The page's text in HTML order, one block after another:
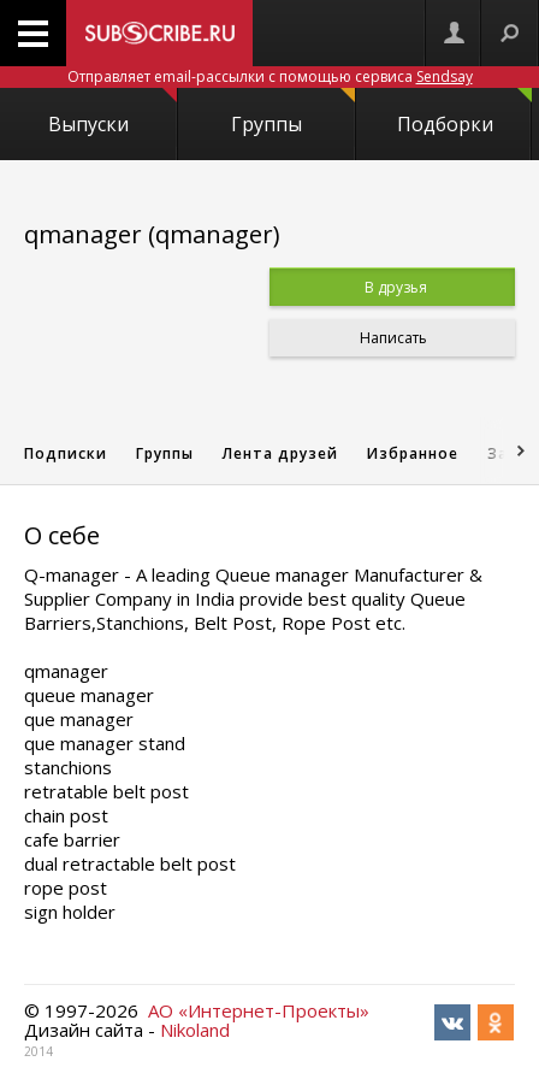
Отправляет email-рассылки с помощью сервиса Sendsay
Выпуски Группы Подборки
qmanager (qmanager)
В друзья
Написать
Подписки Группы Лента друзей Избранное
О себе
Q-manager - A leading Queue manager Manufacturer &
Supplier Company in India provide best quality Queue
Barriers,Stanchions, Belt Post, Rope Post etc.
qmanager
queue manager
que manager
que manager stand
stanchions
retratable belt post
chain post
cafe barrier
dual retractable belt post
rope post
sign holder
© 1997-2026 АО «Интернет-Проекты»
Дизайн сайта - Nikoland
2014